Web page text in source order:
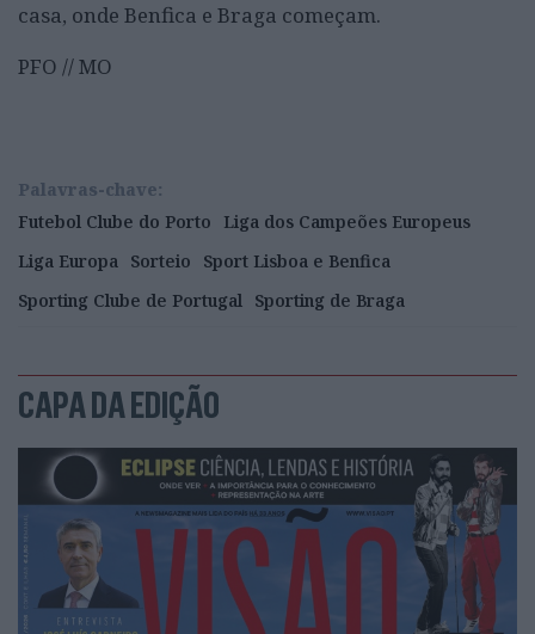
casa, onde Benfica e Braga começam.
PFO // MO
Palavras-chave:
Futebol Clube do Porto
Liga dos Campeões Europeus
Liga Europa Sorteio
Sport Lisboa e Benfica
Sporting Clube de Portugal Sporting de Braga
CAPA DA EDIÇÃO